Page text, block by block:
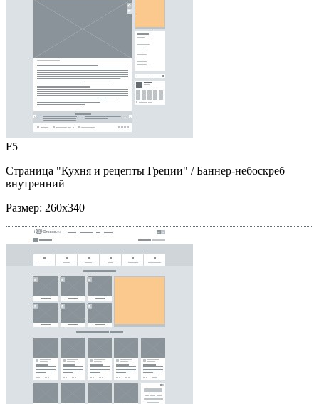
F5
Страница "Кухня и рецепты Греции" / Баннер-небоскреб
внутренний
Размер: 260x340